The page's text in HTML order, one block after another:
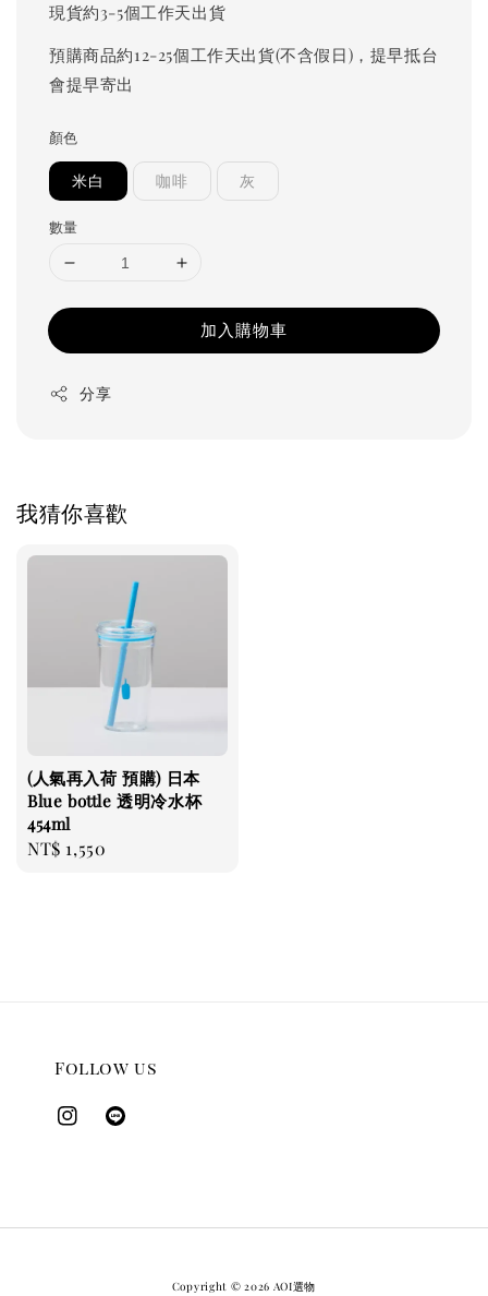
現貨約3-5個工作天出貨
預購商品約12-25個工作天出貨(不含假日)，提早抵台
會提早寄出
顏色
米白 咖啡 灰
數量
加入購物車
分享
我猜你喜歡
(人氣再入荷 預購) 日本
Blue bottle 透明冷水杯
454ml
Regular
NT$ 1,550
Follow us
Copyright © 2026 AOI選物